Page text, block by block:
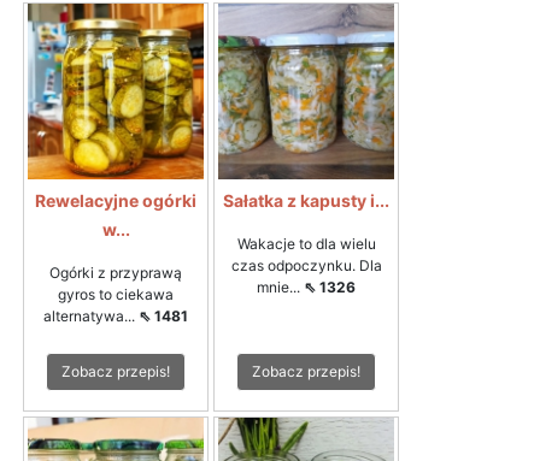
Rewelacyjne ogórki
w...
Ogórki z przyprawą
gyros to ciekawa
alternatywa... ⇖ 1481
Zobacz przepis!
Sałatka z kapusty i...
Wakacje to dla wielu
czas odpoczynku. Dla
mnie... ⇖ 1326
Zobacz przepis!